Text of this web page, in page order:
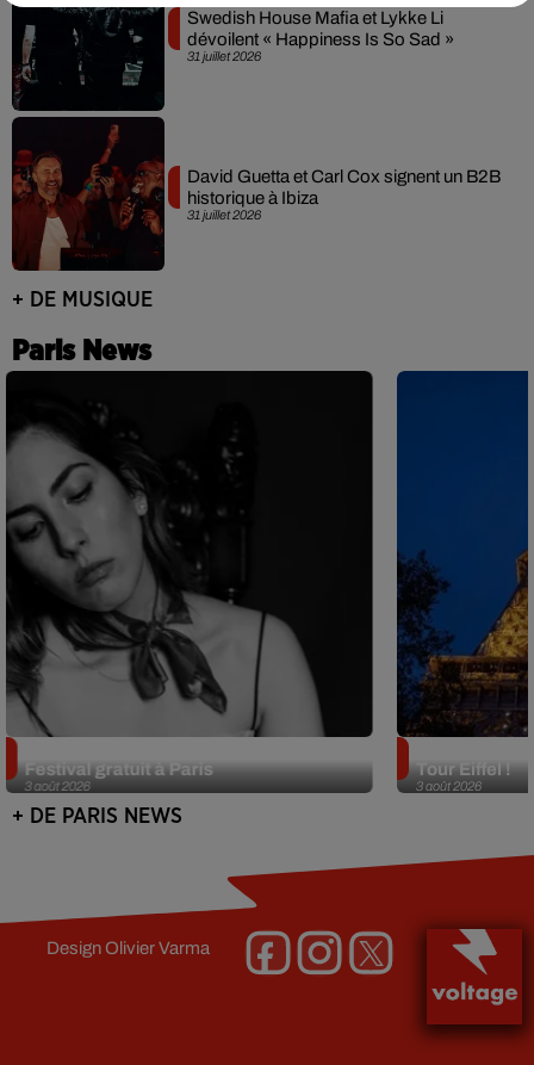
31 juillet 2026
Swedish House Mafia et Lykke Li
dévoilent « Happiness Is So Sad »
31 juillet 2026
David Guetta et Carl Cox signent un B2B
historique à Ibiza
+ DE MUSIQUE
Paris News
3 août 2026
Festival gratuit à Paris
3 août 2026
Tour Eiffel !
+ DE PARIS NEWS
DesignOlivier Varma